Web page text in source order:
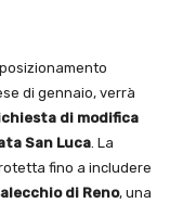
di gennaio, verrà
di modifica
San Luca. La
fino a includere
di Reno, una